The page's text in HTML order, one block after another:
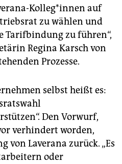
einen besonderen
Kolleg*innen auf
zu wählen und
Tarifbindung zu führen“,
Regina Karsch von
Prozesse.
selbst heißt es:
Den Vorwurf,
verhindert worden,
von Laverana zurück. „Es
oder